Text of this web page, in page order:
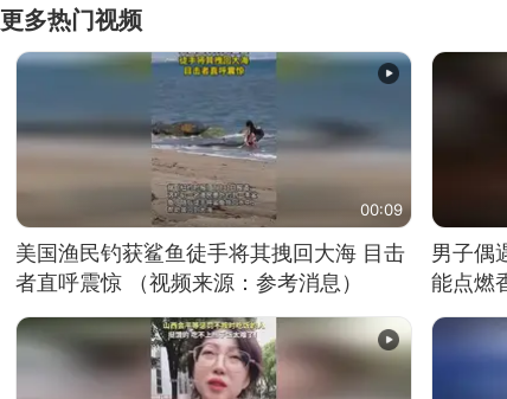
更多热门视频
00:09
美国渔民钓获鲨鱼徒手将其拽回大海 目击
者直呼震惊 （视频来源：参考消息）
男子偶
能点燃